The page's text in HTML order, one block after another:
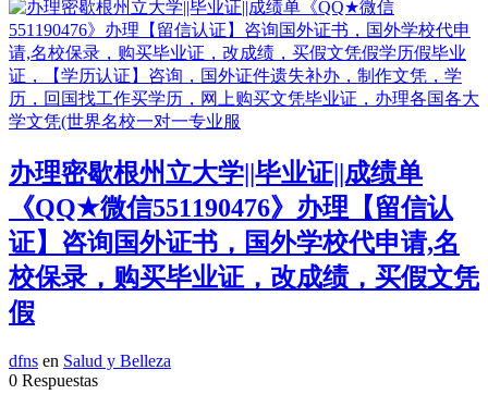
办理密歇根州立大学||毕业证||成绩单
《QQ★微信551190476》办理【留信认
证】咨询国外证书，国外学校代申请,名
校保录，购买毕业证，改成绩，买假文凭
假
dfns en Salud y Belleza
0 Respuestas